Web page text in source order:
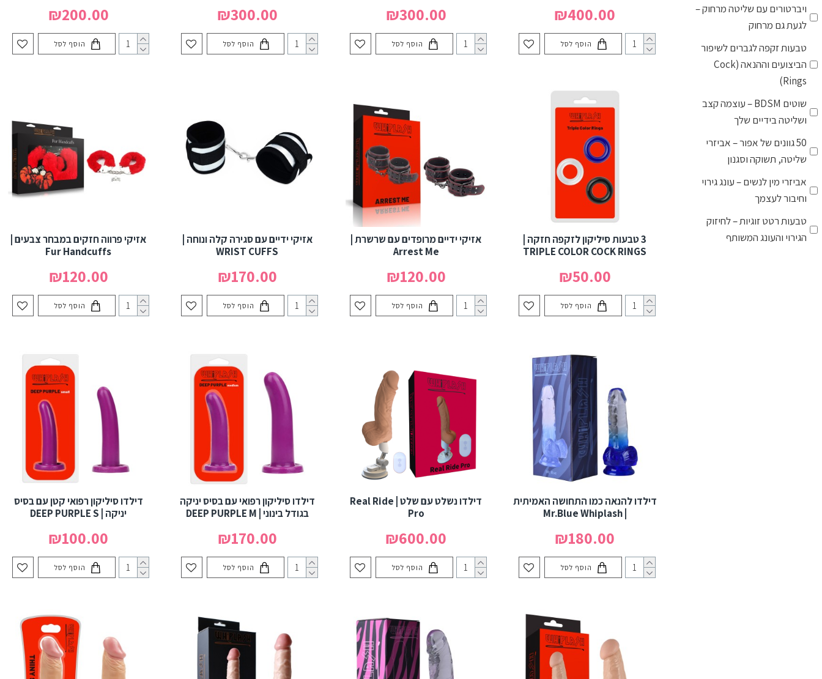
ויברטורים עם שליטה מרחוק –
לגעת גם מרחוק
טבעות זקפה לגברים לשיפור
הביצועים וההנאה (Cock
Rings)
שוטים BDSM – עוצמה קצב
ושליטה בידיים שלך
50 גוונים של אפור – אביזרי
שליטה, תשוקה וסגנון
אביזרי מין לנשים – עונג גירוי
וחיבור לעצמך
טבעות רטט זוגיות – לחיזוק
הגירוי והעונג המשותף
₪400.00
הוסף לסל
₪300.00
הוסף לסל
₪300.00
הוסף לסל
₪200.00
הוסף לסל
3 טבעות סיליקון לזקפה חזקה |
TRIPLE COLOR COCK RINGS
₪50.00
הוסף לסל
אזיקי ידיים מרופדים עם שרשרת |
Arrest Me
₪120.00
הוסף לסל
אזיקי ידיים עם סגירה קלה ונוחה |
WRIST CUFFS
₪170.00
הוסף לסל
אזיקי פרווה חזקים במבחר צבעים |
Fur Handcuffs
₪120.00
הוסף לסל
דילדו להנאה כמו התחושה האמיתית
| Mr.Blue Whiplash
₪180.00
הוסף לסל
דילדו נשלט עם שלט | Real Ride
Pro
₪600.00
הוסף לסל
דילדו סיליקון רפואי עם בסיס יניקה
בגודל בינוני | DEEP PURPLE M
₪170.00
הוסף לסל
דילדו סיליקון רפואי קטן עם בסיס
יניקה | DEEP PURPLE S
₪100.00
הוסף לסל